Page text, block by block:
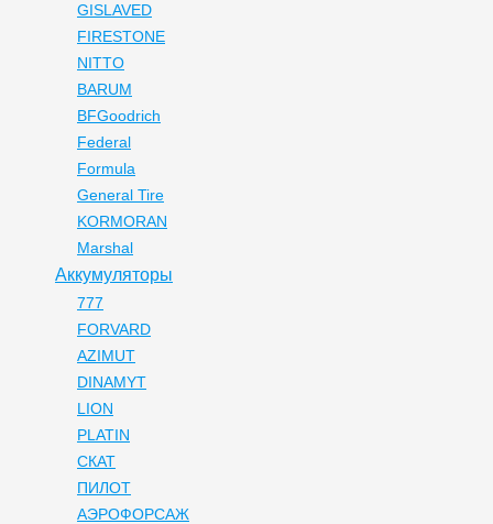
GISLAVED
FIRESTONE
NITTO
BARUM
BFGoodrich
Federal
Formula
General Tire
KORMORAN
Marshal
Аккумуляторы
777
FORVARD
AZIMUT
DINAMYT
LION
PLATIN
СКАТ
ПИЛОТ
АЭРОФОРСАЖ